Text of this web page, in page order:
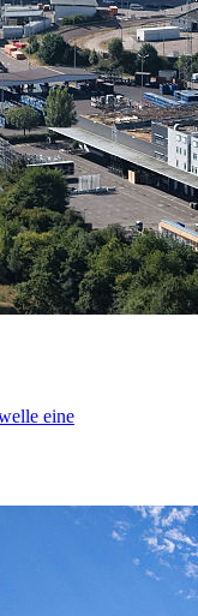
eine